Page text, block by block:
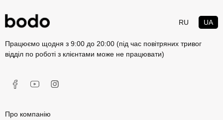
RU UA
Працюємо щодня з 9:00 до 20:00 (під час повітряних тривог
відділ по роботі з клієнтами може не працювати)
Про компанію